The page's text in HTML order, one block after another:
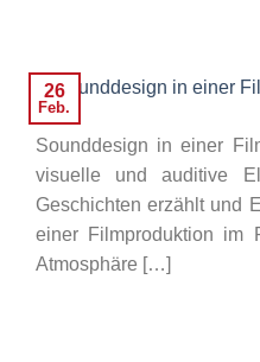
26
Feb.
Sounddesign in einer
visuelle und auditive
Geschichten erzählt und
einer Filmproduktion im
Atmosphäre […]